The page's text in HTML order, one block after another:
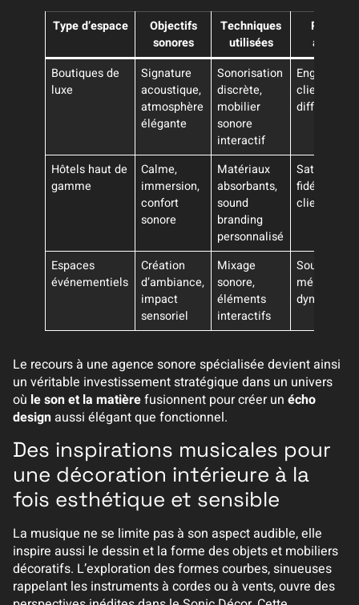
Type d’espace
Objectifs
sonores
Techniques
utilisées
Résultats
attendus
Boutiques de
luxe
Signature
acoustique,
atmosphère
élégante
Sonorisation
discrète,
mobilier
sonore
interactif
client,
Hôtels haut de
gamme
Calme,
immersion,
confort
sonore
Matériaux
absorbants,
sound
branding
personnalisé
fidélisation
clientèle
Espaces
événementiels
Création
d’ambiance,
impact
sensoriel
Mixage
sonore,
éléments
interactifs
Souvenirs
dynamisme
Le recours à une agence sonore spécialisée devient ainsi
un véritable investissement stratégique dans un univers
où le son et la matièrefusionnent pour créer un écho
designaussi élégant que fonctionnel.
Des inspirations musicales pour
une décoration intérieure à la
fois esthétique et sensible
La musique ne se limite pas à son aspect audible, elle
inspire aussi le dessin et la forme des objets et mobiliers
décoratifs. L’exploration des formes courbes, sinueuses
rappelant les instruments à cordes ou à vents, ouvre des